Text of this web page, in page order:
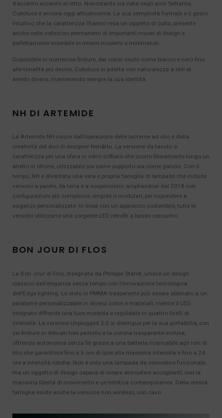
d’accento accanto al letto. Nonostante sia nata negli anni Settanta,
Cuboluce è ancora oggi attualissima. La sua semplicità formale e il gesto
intuitivo che la caratterizza l’hanno resa un oggetto di culto, presente
anche nelle collezioni permanenti di importanti musei di design e
perfettamente inseribile in interni moderni e minimalisti.
Disponibile in numerose finiture, dai colori neutri come bianco e nero fino
alle tonalità più decise, Cuboluce si adatta con naturalezza a stili di
arredo diversi, mantenendo sempre la sua identità.
NH DI ARTEMIDE
La Artemide NH nasce dall’ispirazione delle lanterne ad olio e dalla
creatività del duo di designer Neri&Hu. La versione da tavolo si
caratterizza per una sfera in vetro soffiato che scorre liberamente lungo un
anello in ottone, utilizzabile sia come supporto sia come gancio. Con il
tempo, NH è diventata una vera e propria famiglia di lampade che include
versioni a parete, da terra e a sospensione, ampliandosi dal 2018 con
configurazioni più complesse, singole o modulari, per rispondere a
esigenze personalizzate. In linea con un approccio sostenibile, tutte le
versioni utilizzano una sorgente LED retrofit a basso consumo.
BON JOUR DI FLOS
La Bon Jour di Flos, disegnata da Philippe Starck, unisce un design
classico dall’eleganza senza tempo con l’innovazione tecnologica
dell’Edge lighting. Lo stelo in PMMA trasparente può essere abbinato a un
paralume personalizzabile in diversi colori e materiali, mentre il LED
integrato diffonde una luce morbida e regolabile in quattro livelli di
intensità. La versione Unplugged 2.0 si distingue per la sua portabilità, con
sei finiture in delicati toni pastello e la corona trasparente inclusa,
offrendo autonomia senza fili grazie a una batteria ricaricabile agli ioni di
litio che garantisce fino a 6 ore di luce alla massima intensità e fino a 24
ore a intensità ridotta. Non è solo una lampada da comodino funzionale,
ma un oggetto di design capace di creare atmosfere accoglienti, con la
massima libertà di movimento e un’estetica contemporanea. Della stessa
famiglia esiste anche la versione non wireless, con cavo.